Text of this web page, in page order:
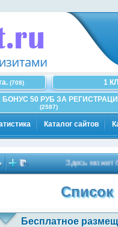
(708)
1
БОНУС 50 РУБ ЗА
(2587)
Каталог сайтов
Здесь может
Список
Бесплатное